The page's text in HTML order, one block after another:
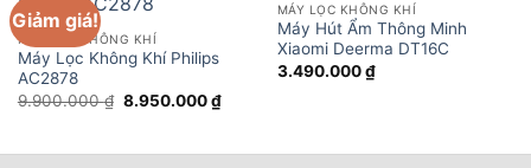
Giảm giá!
MÁY LỌC KHÔNG KHÍ
Máy Lọc Không Khí Philips
AC2878
9.900.000₫ Giá
8.950.000₫Giá
hiện
MÁY LỌC KHÔNG KHÍ
Máy Hút Ẩm Thông Minh
Xiaomi Deerma DT16C
3.490.000₫